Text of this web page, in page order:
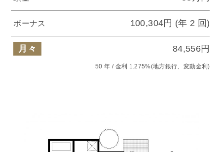
ボーナス 100,304円 (年 2 回)
月々 84,556円
50 年 / 金利 1.275%(地方銀行、変動金利)